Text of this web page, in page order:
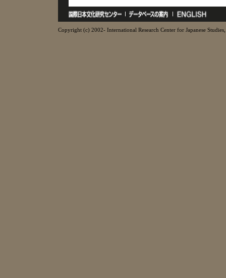
Copyright (c) 2002- International Research Center for Japanese